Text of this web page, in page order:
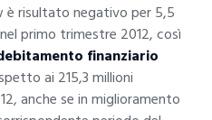
risultato negativo per 5,5
primo trimestre 2012, così
finanziario
ai 215,3 millioni
anche se in miglioramento